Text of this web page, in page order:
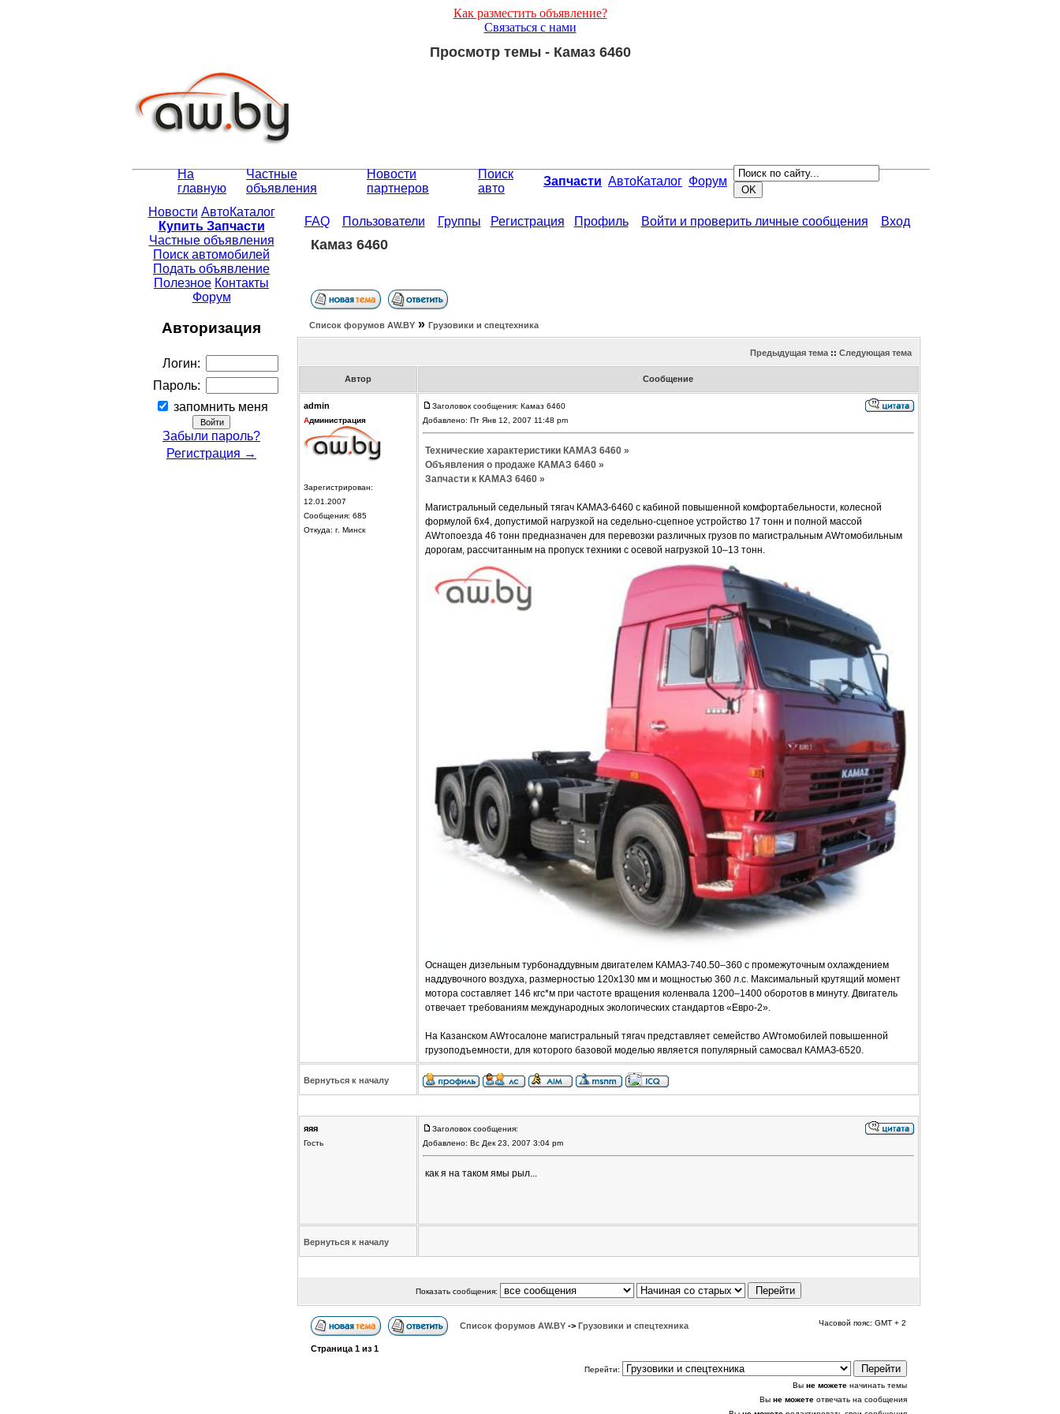
Как разместить объявление?
Связаться с нами
Просмотр темы - Камаз 6460
На
главную
Частные
объявления
Новости
партнеров
Поиск
авто
Запчасти АвтоКаталог Форум
Новости АвтоКаталог
Купить Запчасти
Частные объявления
Поиск автомобилей
Подать объявление
Полезное Контакты
Форум
Авторизация
Логин:
Пароль:
запомнить меня
Забыли пароль?
Регистрация →
FAQ Пользователи Группы Регистрация Профиль Войти и проверить личные сообщения Вход
Камаз 6460
Список форумов АW.BY» Грузовики и спецтехника
Предыдущая тема:: Следующая тема
Автор Сообщение
admin
Администрация
Зарегистрирован:
12.01.2007
Сообщения: 685
Откуда: г. Минск
Заголовок сообщения: Камаз 6460
Добавлено: Пт Янв 12, 2007 11:48 pm
Технические характеристики КАМАЗ 6460 »
Объявления о продаже КАМАЗ 6460 »
Запчасти к КАМАЗ 6460 »
Магистральный седельный тягач КАМАЗ-6460 с кабиной повышенной комфортабельности, колесной
формулой 6х4, допустимой нагрузкой на седельно-сцепное устройство 17 тонн и полной массой
AWтопоезда 46 тонн предназначен для перевозки различных грузов по магистральным AWтомобильным
дорогам, рассчитанным на пропуск техники с осевой нагрузкой 10–13 тонн.
Оснащен дизельным турбонаддувным двигателем КАМАЗ-740.50–360 с промежуточным охлаждением
наддувочного воздуха, размерностью 120х130 мм и мощностью 360 л.с. Максимальный крутящий момент
мотора составляет 146 кгс*м при частоте вращения коленвала 1200–1400 оборотов в минуту. Двигатель
отвечает требованиям международных экологических стандартов «Евро-2».
На Казанском AWтосалоне магистральный тягач представляет семейство AWтомобилей повышенной
грузоподъемности, для которого базовой моделью является популярный самосвал КАМАЗ-6520.
Вернуться к началу
яяя
Гость
Заголовок сообщения:
Добавлено: Вс Дек 23, 2007 3:04 pm
как я на таком ямы рыл...
Вернуться к началу
Показать сообщения:
Список форумов АW.BY -> Грузовики и спецтехника Часовой пояс: GMT + 2
Страница 1 из 1
Перейти:
Вы не можете начинать темы
Вы не можете отвечать на сообщения